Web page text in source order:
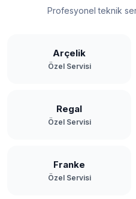
Zeytinburnu
Profesyonel teknik
Arçelik
Özel Servisi
Regal
Özel Servisi
Franke
Özel Servisi